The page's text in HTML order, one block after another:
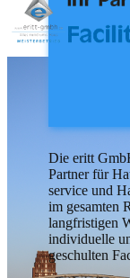
Die eritt
Partner für
service und
im gesamten
langfristigen
individuelle
geschulten